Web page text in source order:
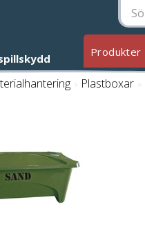
Produkter
/ Plastboxar /